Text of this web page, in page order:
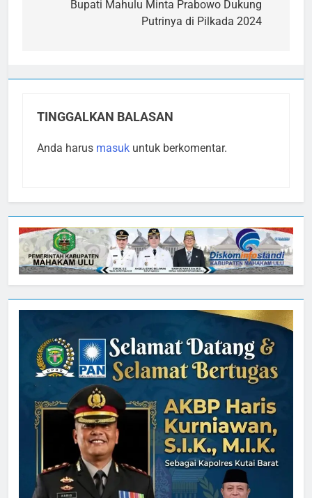
Bupati Mahulu Minta Prabowo Dukung
Putrinya di Pilkada 2024
TINGGALKAN BALASAN
Anda harus masuk untuk berkomentar.